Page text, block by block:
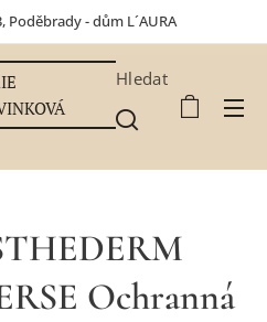
Poděbrady - dům L´AURA
Hledat
Ochranná